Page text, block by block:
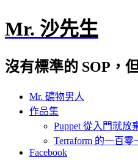
Mr. 沙先生
沒有標準的 SOP，
Mr. 礦物男人
作品集
Puppet 從入門就放
Terraform 的一百零
Facebook